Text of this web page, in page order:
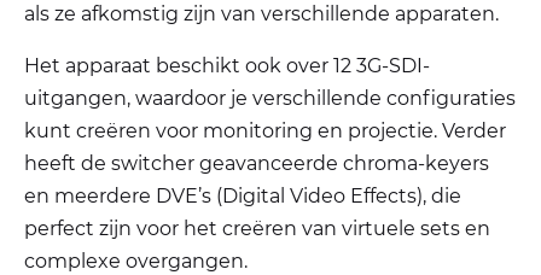
als ze afkomstig zijn van verschillende apparaten.
Het apparaat beschikt ook over 12 3G-SDI-
uitgangen, waardoor je verschillende configuraties
kunt creëren voor monitoring en projectie. Verder
heeft de switcher geavanceerde chroma-keyers
en meerdere DVE’s (Digital Video Effects), die
perfect zijn voor het creëren van virtuele sets en
complexe overgangen.